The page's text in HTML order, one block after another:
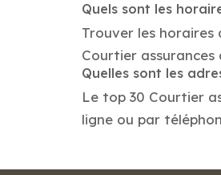
Quels sont les
Trouver les horaires
Courtier assurances
Quelles sont les
Le top 30 Courtier
ligne ou par